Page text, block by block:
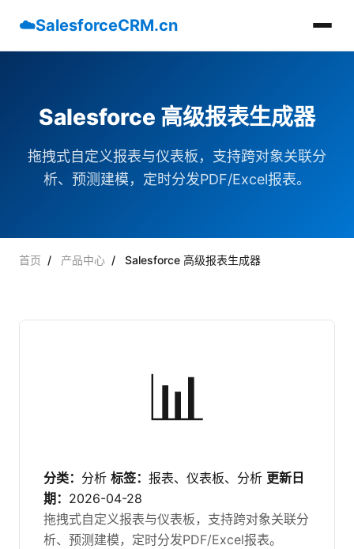
☁️SalesforceCRM.cn
Salesforce 高级报表生成器
拖拽式自定义报表与仪表板，支持跨对象关联分
析、预测建模，定时分发PDF/Excel报表。
首页 / 产品中心 / Salesforce 高级报表生成器
📊
分类： 分析 标签： 报表、仪表板、分析 更新日
期： 2026-04-28
拖拽式自定义报表与仪表板，支持跨对象关联分
析、预测建模，定时分发PDF/Excel报表。